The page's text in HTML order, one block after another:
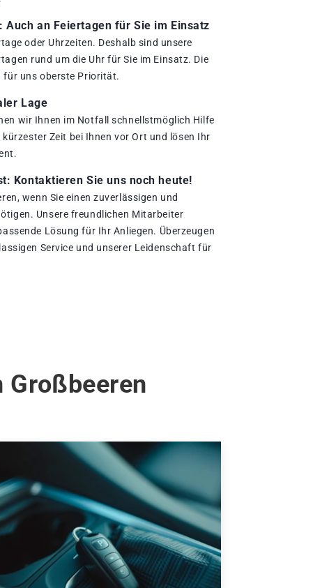
Auch an Feiertagen für Sie im Einsatz
oder Uhrzeiten. Deshalb sind unsere
rund um die Uhr für Sie im Einsatz. Die
für uns oberste Priorität.
Lage
wir Ihnen im Notfall schnellstmöglich Hilfe
Zeit bei Ihnen vor Ort und lösen Ihr
Kontaktieren Sie uns noch heute!
wenn Sie einen zuverlässigen und
Unsere freundlichen Mitarbeiter
Lösung für Ihr Anliegen. Überzeugen
Service und unserer Leidenschaft für